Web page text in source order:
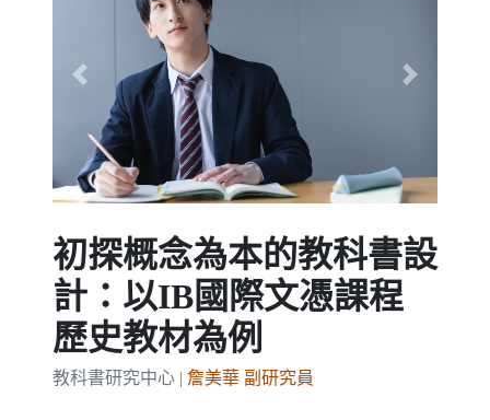
Previous Next
初探概念為本的教科書設
計：以IB國際文憑課程
歷史教材為例
教科書研究中心 | 詹美華 副研究員